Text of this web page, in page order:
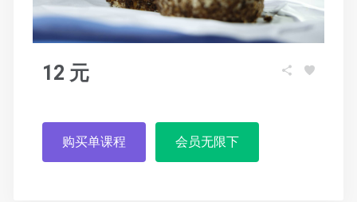
12 元
购买单课程 会员无限下